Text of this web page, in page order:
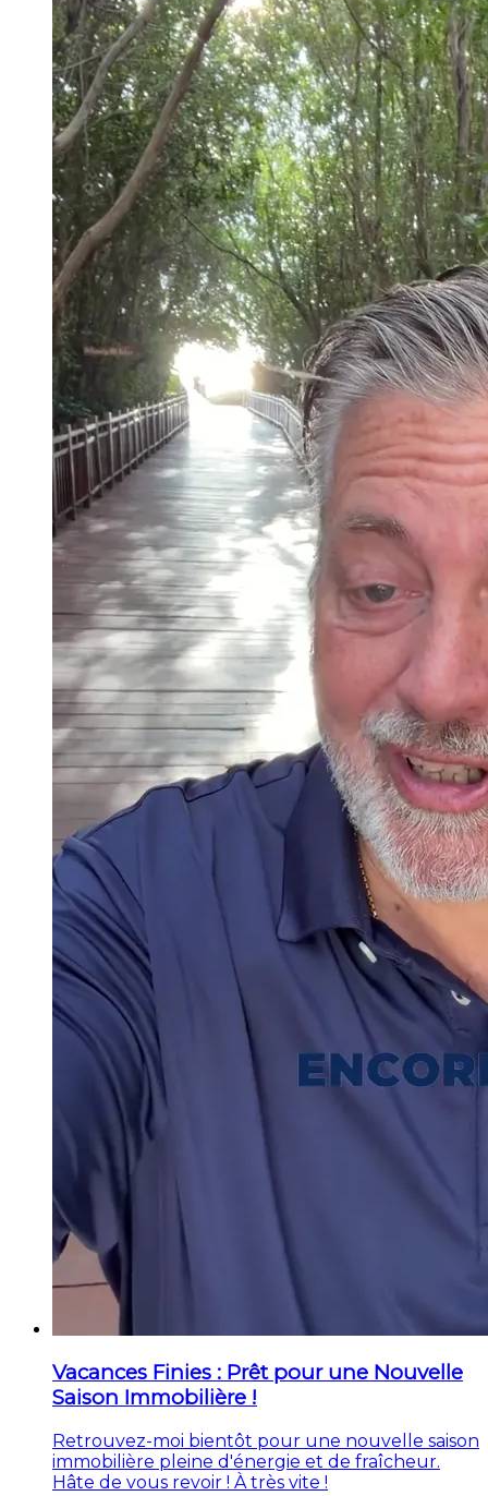
Vacances Finies : Prêt pour une Nouvelle
Saison Immobilière !
Retrouvez-moi bientôt pour une nouvelle saison
immobilière pleine d'énergie et de fraîcheur.
Hâte de vous revoir ! À très vite !